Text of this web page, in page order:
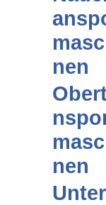
nen
nen